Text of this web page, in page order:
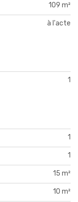
109 m²
à l'acte
1
1
1
15 m²
10 m²